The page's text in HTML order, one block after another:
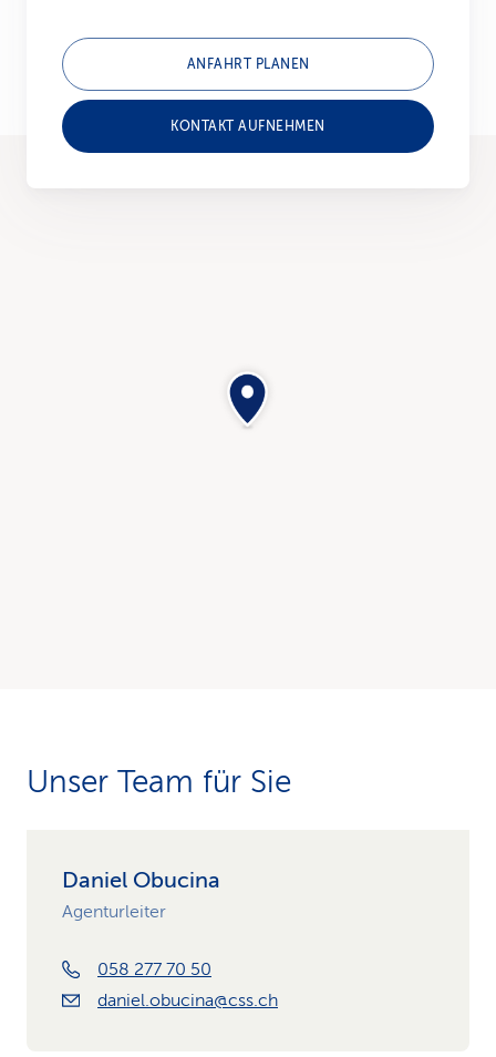
ANFAHRT PLANEN
KONTAKT AUFNEHMEN
Unser Team für Sie
Daniel Obucina
Agenturleiter
058 277 70 50
daniel.obucina@css.ch